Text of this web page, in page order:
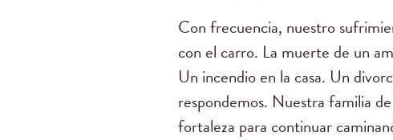
Con frecuencia, nuestro
con el carro. La muerte de un
Un incendio en la casa. Un
respondemos. Nuestra familia
fortaleza para continuar